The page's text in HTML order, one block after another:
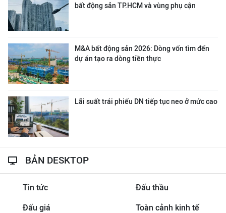
bất động sản TP.HCM và vùng phụ cận
M&A bất động sản 2026: Dòng vốn tìm đến
dự án tạo ra dòng tiền thực
Lãi suất trái phiếu DN tiếp tục neo ở mức cao
BẢN DESKTOP
Tin tức Đấu thầu
Đấu giá Toàn cảnh kinh tế